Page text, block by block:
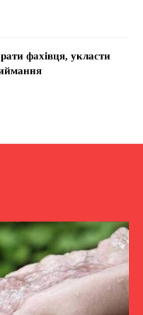
фахівця, укласти